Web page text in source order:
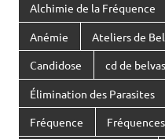
Alchimie de la Fréquence
Anémie Ateliers de
Candidose cd de
Élimination des Parasites
Fréquence